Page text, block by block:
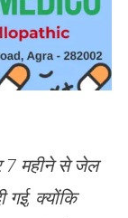
7 महीने से जेल
गई, क्योंकि